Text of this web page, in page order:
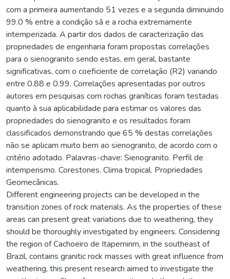
com a primeira aumentando 51 vezes e a segunda diminuindo
99.0 % entre a condição sã e a rocha extremamente
intemperizada. A partir dos dados de caracterização das
propriedades de engenharia foram propostas correlações
para o sienogranito sendo estas, em geral, bastante
significativas, com o coeficiente de correlação (R2) variando
entre 0.88 e 0.99. Correlações apresentadas por outros
autores em pesquisas com rochas graníticas foram testadas
quanto à sua aplicabilidade para estimar os valores das
propriedades do sienogranito e os resultados foram
classificados demonstrando que 65 % destas correlações
não se aplicam muito bem ao sienogranito, de acordo com o
critério adotado. Palavras-chave: Sienogranito. Perfil de
intemperismo. Corestones. Clima tropical. Propriedades
Geomecânicas.
Different engineering projects can be developed in the
transition zones of rock materials. As the properties of these
areas can present great variations due to weathering, they
should be thoroughly investigated by engineers. Considering
the region of Cachoeiro de Itapemirim, in the southeast of
Brazil, contains granitic rock masses with great influence from
weathering, this present research aimed to investigate the